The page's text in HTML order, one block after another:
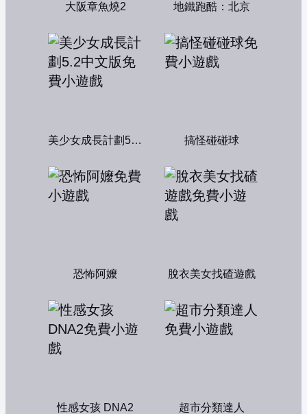
大阪章魚燒2 地鐵跑酷：北京
美少女成長計劃5.2中文版 搞怪碰碰球
恐怖阿嬤 脫衣美女找碴遊戲
性感女孩 DNA2 超市分類達人